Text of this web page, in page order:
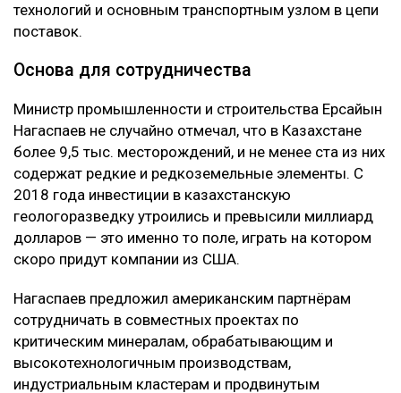
технологий и основным транспортным узлом в цепи
поставок.
Основа для сотрудничества
Министр промышленности и строительства Ерсайын
Нагаспаев не случайно отмечал, что в Казахстане
более 9,5 тыс. месторождений, и не менее ста из них
содержат редкие и редкоземельные элементы. С
2018 года инвестиции в казахстанскую
геологоразведку утроились и превысили миллиард
долларов — это именно то поле, играть на котором
скоро придут компании из США.
Нагаспаев предложил американским партнёрам
сотрудничать в совместных проектах по
критическим минералам, обрабатывающим и
высокотехнологичным производствам,
индустриальным кластерам и продвинутым